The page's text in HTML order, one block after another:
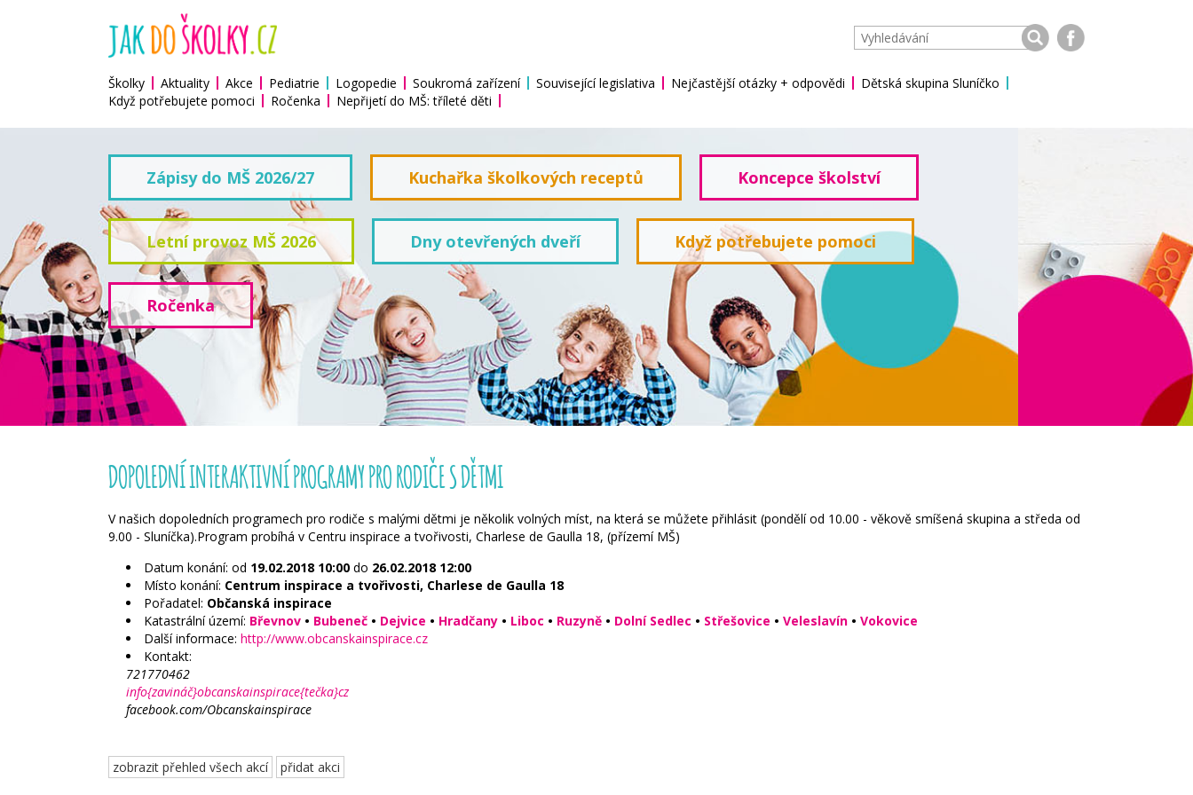
Školky Aktuality Akce Pediatrie Logopedie Soukromá zařízení Související legislativa Nejčastější otázky + odpovědi
Dětská skupina Sluníčko
Když potřebujete pomoci
Ročenka Nepřijetí do MŠ: tříleté děti
Zápisy do MŠ 2026/27 Kuchařka školkových receptů Koncepce školství
Letní provoz MŠ 2026 Dny otevřených dveří Když potřebujete pomoci
Ročenka
DOPOLEDNÍ INTERAKTIVNÍ PROGRAMY PRO RODIČE S DĚTMI
V našich dopoledních programech pro rodiče s malými dětmi je několik volných míst, na která se můžete přihlásit (pondělí od 10.00 - věkově smíšená skupina a středa od
9.00 - Sluníčka).Program probíhá v Centru inspirace a tvořivosti, Charlese de Gaulla 18, (přízemí MŠ)
Datum konání: od 19.02.2018 10:00 do 26.02.2018 12:00
Místo konání: Centrum inspirace a tvořivosti, Charlese de Gaulla 18
Pořadatel: Občanská inspirace
Katastrální území: Břevnov • Bubeneč • Dejvice • Hradčany • Liboc • Ruzyně • Dolní Sedlec • Střešovice • Veleslavín • Vokovice
Další informace: http://www.obcanskainspirace.cz
Kontakt:
721770462
info{zavináč}obcanskainspirace{tečka}cz
facebook.com/Obcanskainspirace
zobrazit přehled všech akcí přidat akci